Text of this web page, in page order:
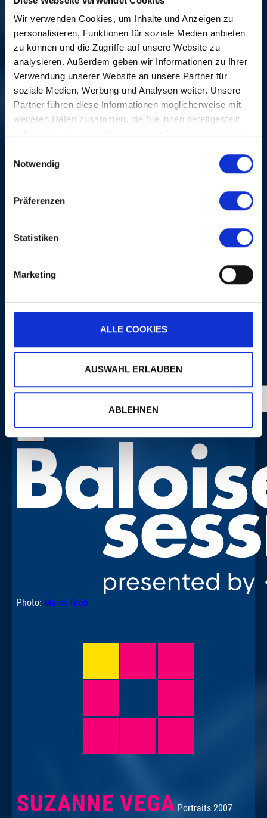
Wir verwenden Cookies, um Inhalte und Anzeigen zu
personalisieren, Funktionen für soziale Medien anbieten
zu können und die Zugriffe auf unsere Website zu
analysieren. Außerdem geben wir Informationen zu Ihrer
Verwendung unserer Website an unsere Partner für
soziale Medien, Werbung und Analysen weiter. Unsere
Partner führen diese Informationen möglicherweise mit
weiteren Daten zusammen, die Sie ihnen bereitgestellt
Notwendig
Präferenzen
Statistiken
Marketing
ALLE COOKIES
AUSWAHL ERLAUBEN
ABLEHNEN
SUZANNE VEGA
jeu, 01 nov 2007,
Photo: Marco Grob
SUZANNE VEGA Portraits 2007